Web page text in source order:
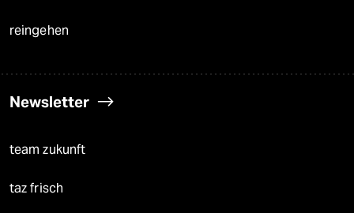
reingehen
Newsletter
team zukunft
taz frisch